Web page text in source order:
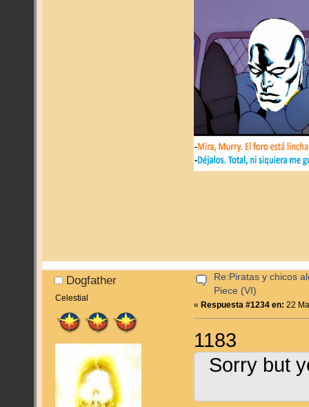
Dogfather
Celestial
Re:Piratas y chicos
Piece (VI)
« Respuesta #1234 en: 22
1183
Sorry but